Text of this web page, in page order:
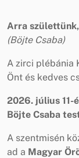
Arra
(Böjte Csaba)
A zirci plébánia
Önt és kedves
2026. július 11-
Böjte Csaba
A szentmisén
ad a Magyar